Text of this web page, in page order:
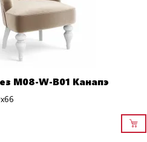
M08-W-B01 Канапэ